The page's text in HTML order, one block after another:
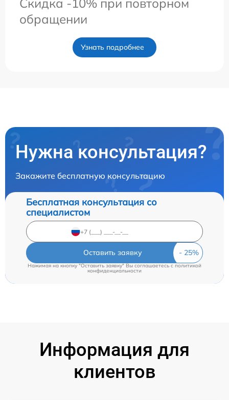
Скидка -10% при повторном
обращении
Узнать подробнее
Нужна консультация?
Закажите бесплатную консультацию
Бесплатная консультация со
специалистом
Оставить заявку
Нажимая на кнопку "Оставить заявку" Вы соглашаетесь c политикой
конфиденциальности
Информация для
клиентов